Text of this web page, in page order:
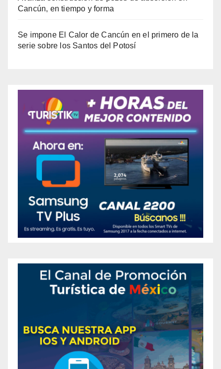
Cancún, en tiempo y forma
Se impone El Calor de Cancún en el primero de la
serie sobre los Santos del Potosí